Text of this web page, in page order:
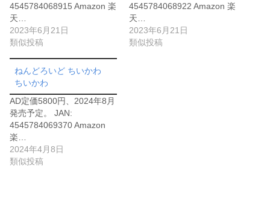
4545784068915 Amazon 楽
天…
2023年6月21日
類似投稿
4545784068922 Amazon 楽
天…
2023年6月21日
類似投稿
ねんどろいど ちいかわ
ちいかわ
AD定価5800円、2024年8月
発売予定。 JAN:
4545784069370 Amazon
楽…
2024年4月8日
類似投稿